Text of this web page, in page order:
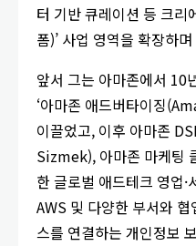
터 기반 큐레이션 등 크리
폼)’ 사업 영역을 확장하
앞서 그는 아마존에서 10
‘아마존 애드버타이징
이끌었고, 이후 아마존
Sizmek), 아마존 마케팅
한 글로벌 애드테크 영업
AWS 및 다양한 부서와
스를 연결하는 개인정보